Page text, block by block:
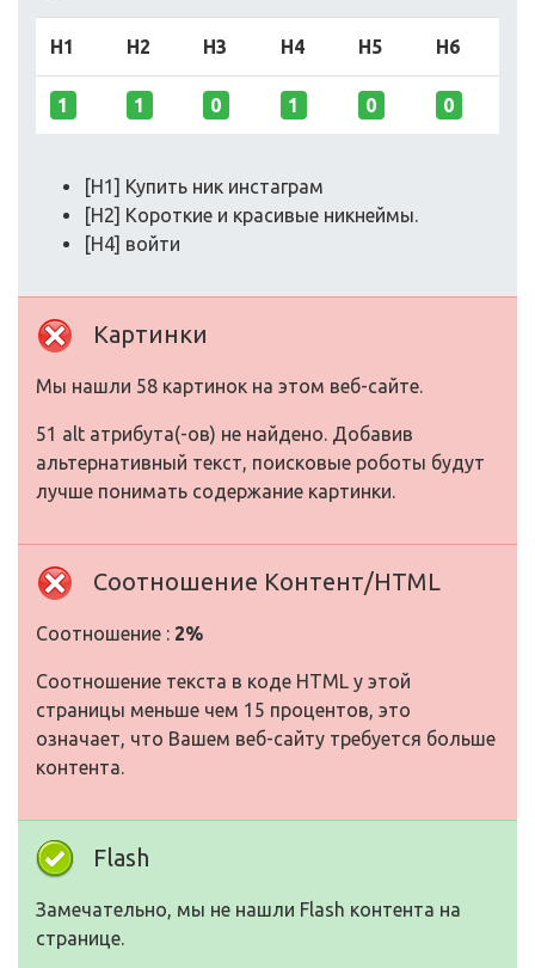
H1 H2 H3 H4 H5 H6
1 1 0 1 0 0
[H1] Купить ник инстаграм
[H2] Короткие и красивые никнеймы.
[H4] войти
Картинки
Мы нашли 58 картинок на этом веб-сайте.
51 alt атрибута(-ов) не найдено. Добавив
альтернативный текст, поисковые роботы будут
лучше понимать содержание картинки.
Соотношение Контент/HTML
Соотношение : 2%
Соотношение текста в коде HTML у этой
страницы меньше чем 15 процентов, это
означает, что Вашем веб-сайту требуется больше
контента.
Flash
Замечательно, мы не нашли Flash контента на
странице.